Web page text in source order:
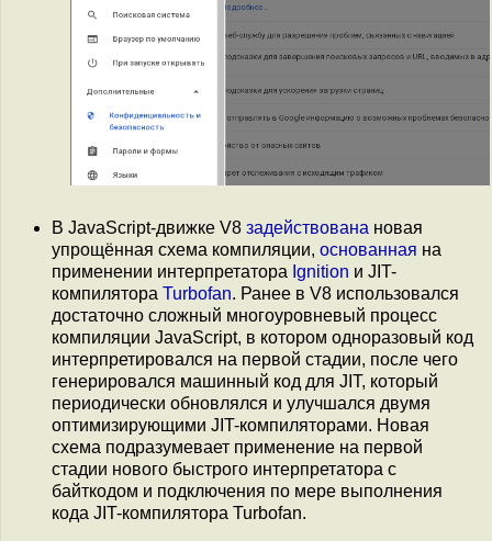
В JavaScript-движке V8 задействована новая
упрощённая схема компиляции, основанная на
применении интерпретатора Ignition и JIT-
компилятора Turbofan. Ранее в V8 использовался
достаточно сложный многоуровневый процесс
компиляции JavaScript, в котором одноразовый код
интерпретировался на первой стадии, после чего
генерировался машинный код для JIT, который
периодически обновлялся и улучшался двумя
оптимизирующими JIT-компиляторами. Новая
схема подразумевает применение на первой
стадии нового быстрого интерпретатора с
байткодом и подключения по мере выполнения
кода JIT-компилятора Turbofan.